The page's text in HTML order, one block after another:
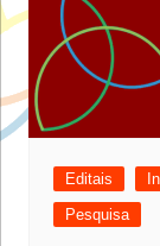
Editais
Pesquisa